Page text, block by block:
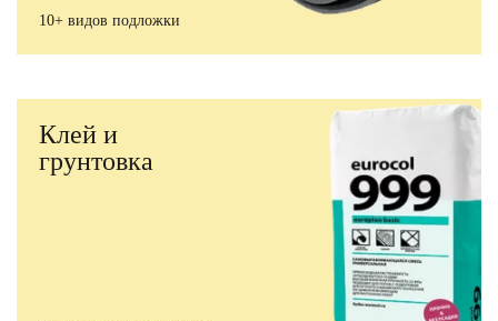
10+ видов подложки
Клей и
грунтовка